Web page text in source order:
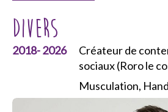
Divers
2018- 2026
Créateur de
sociaux (Roro le
Musculation,